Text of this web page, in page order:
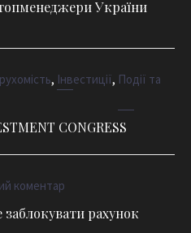
України
, Інвестиції, Події та
CONGRESS
коментар
рахунок